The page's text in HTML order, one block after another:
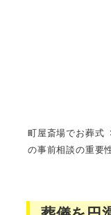
町屋斎場でお葬式
の事前相談の重要